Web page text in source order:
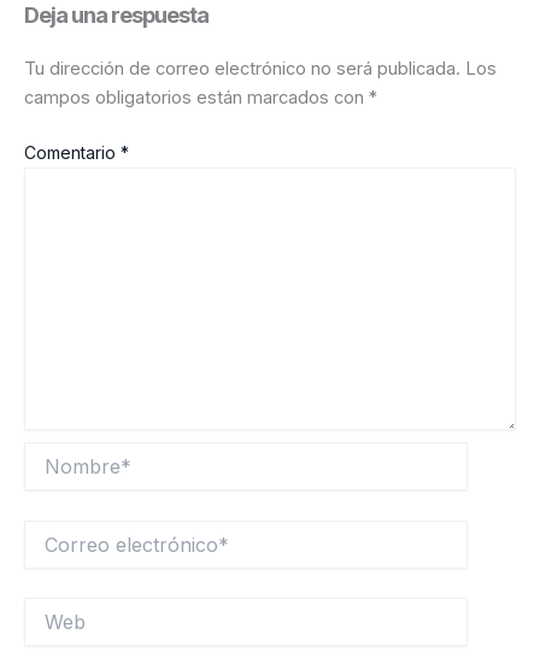
Deja una respuesta
Tu dirección de correo electrónico no será publicada. Los
campos obligatorios están marcados con *
Comentario *
electrónico*